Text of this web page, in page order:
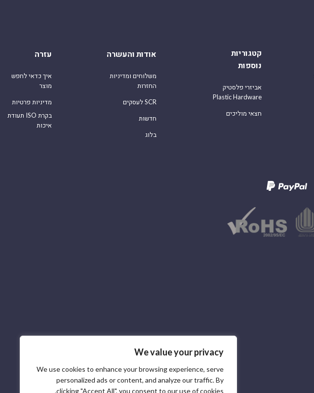
We value your privacy
We use cookies to enhance your browsing experience, serve
personalized ads or content, and analyze our traffic. By
clicking "Accept All", you consent to our use of cookies.
קטגוריות
נוספות
אביזרי פלסטיק
Plastic Hardware
חצאי מוליכים
אודות והעשרה
משלוחים ומדיניות
החזרות
לעסקים SCR
חדשות
בלוג
עזרה
איך כדאי לחפש
מוצר
מדיניות פרטיות
תעודת ISO בקרת
איכות